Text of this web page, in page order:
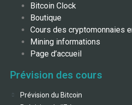
Bitcoin Clock
Boutique
Cours des cryptomonnaies
Mining informations
Page d’accueil
Prévision des cours
Prévision du Bitcoin